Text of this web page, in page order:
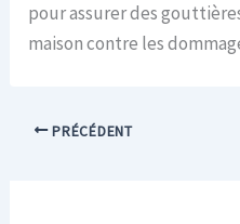
pour assurer des
maison contre les
PRÉCÉDENT